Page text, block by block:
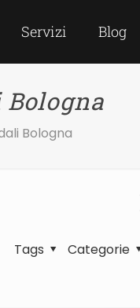
Servizi Blog
Bologna
Categorie
Tags